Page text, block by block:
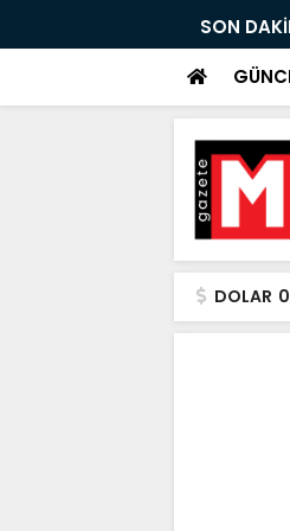
SON
GÖVDE
DOLAR